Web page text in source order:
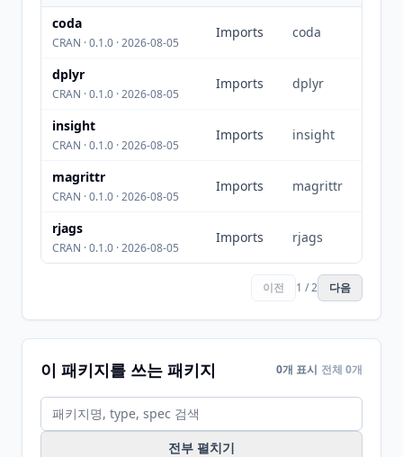
coda
CRAN · 0.1.0 · 2026-08-05
Imports coda
dplyr
CRAN · 0.1.0 · 2026-08-05
Imports dplyr
insight
CRAN · 0.1.0 · 2026-08-05
Imports insight
magrittr
CRAN · 0.1.0 · 2026-08-05
Imports magrittr
rjags
CRAN · 0.1.0 · 2026-08-05
Imports rjags
이전 1 / 2 다음
이 패키지를 쓰는 패키지 0개 표시 전체 0개
전부 펼치기